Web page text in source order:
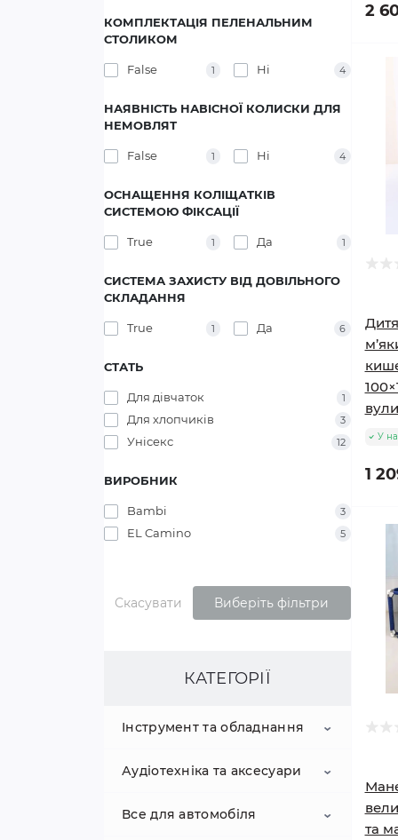
КОМПЛЕКТАЦІЯ ПЕЛЕНАЛЬНИМ
СТОЛИКОМ
False 1 Ні 4
НАЯВНІСТЬ НАВІСНОЇ КОЛИСКИ ДЛЯ
НЕМОВЛЯТ
False 1 Ні 4
ОСНАЩЕННЯ КОЛІЩАТКІВ
СИСТЕМОЮ ФІКСАЦІЇ
True 1 Да 1
СИСТЕМА ЗАХИСТУ ВІД ДОВІЛЬНОГО
СКЛАДАННЯ
True 1 Да 6
СТАТЬ
Для дівчаток 1
Для хлопчиків 3
Унісекс 12
ВИРОБНИК
Bambi 3
EL Camino 5
Скасувати Виберіть фільтри
КАТЕГОРІЇ
Інструмент та обладнання
Вантажопідйомне
Аудіотехніка та аксесуари
акустичні системи
Все для автомобіля
2
У
1
та